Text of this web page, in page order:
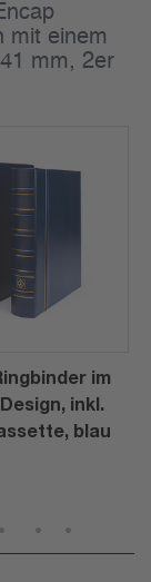
mit einem
mm, 2er
im
inkl.
blau
10